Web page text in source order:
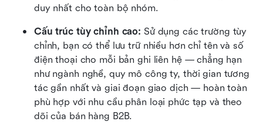
duy nhất cho toàn bộ nhóm.
Cấu trúc tùy chỉnh cao: Sử dụng các trường tùy
chỉnh, bạn có thể lưu trữ nhiều hơn chỉ tên và số
điện thoại cho mỗi bản ghi liên hệ — chẳng hạn
như ngành nghề, quy mô công ty, thời gian tương
tác gần nhất và giai đoạn giao dịch — hoàn toàn
phù hợp với nhu cầu phân loại phức tạp và theo
dõi của bán hàng B2B.